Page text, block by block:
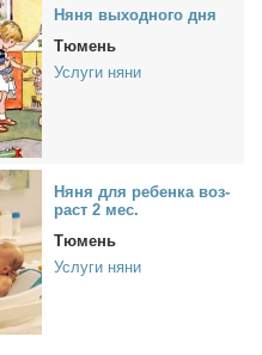
Ня­ня вы­ход­но­го дня
Тюмень
Услуги няни
Ня­ня для ре­бен­ка воз­
раст 2 мес.
Тюмень
Услуги няни